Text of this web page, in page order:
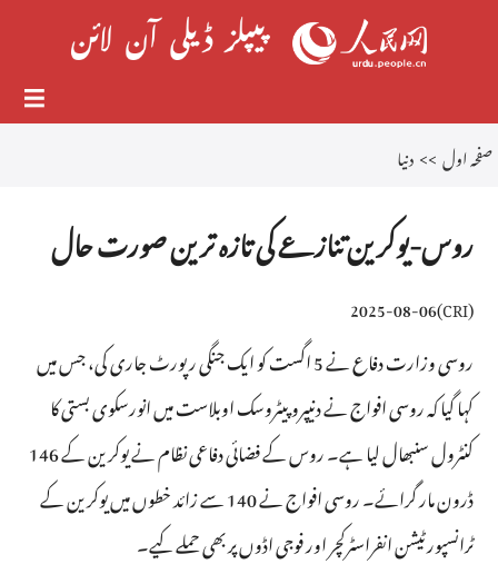
صفحہ اول>>دنیا
روس-یوکرین تنازعے کی تازہ ترین صورت حال
(
CRI
)
2025-08-06
روسی وزارت دفاع نے 5 اگست کو ایک جنگی رپورٹ جاری کی، جس میں
کہا گیا کہ روسی افواج نے دنیپروپیٹروسک اوبلاست میں انورسکوی بستی کا
کنٹرول سنبھال لیا ہے۔ روس کے فضائی دفاعی نظام نے یوکرین کے 146
ڈرون مار گرائے۔ روسی افواج نے 140 سے زائد خطوں میں یوکرین کے
ٹرانسپورٹیشن انفراسٹرکچر اور فوجی اڈوں پر بھی حملے کیے۔